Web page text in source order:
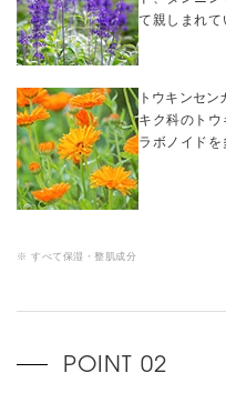
て親しまれて
トウキンセン
キク科のト
ラボノイドを
※ すべて保湿・整肌成分